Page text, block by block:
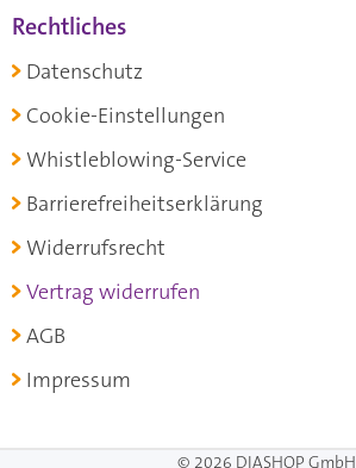
Rechtliches
Datenschutz
Cookie-Einstellungen
Whistleblowing-Service
Barrierefreiheitserklärung
Widerrufsrecht
Vertrag widerrufen
AGB
Impressum
© 2026 DIASHOP GmbH